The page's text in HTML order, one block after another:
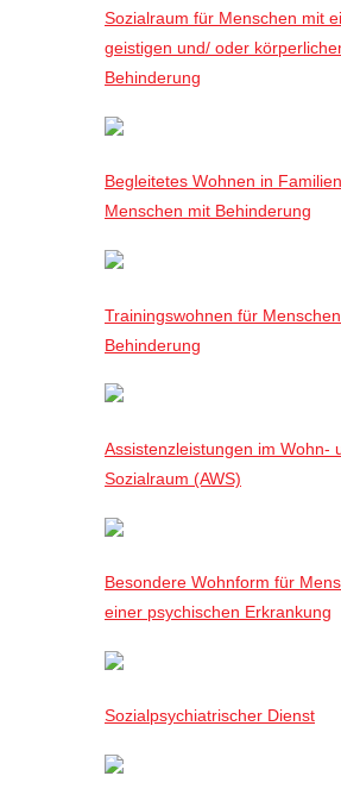
Sozialraum für Menschen mit
geistigen und/ oder
Behinderung
Begleitetes Wohnen in
Menschen mit Behinderung
Trainingswohnen für
Behinderung
Assistenzleistungen im Wohn-
Sozialraum (AWS)
Besondere Wohnform für
einer psychischen Erkrankung
Sozialpsychiatrischer Dienst